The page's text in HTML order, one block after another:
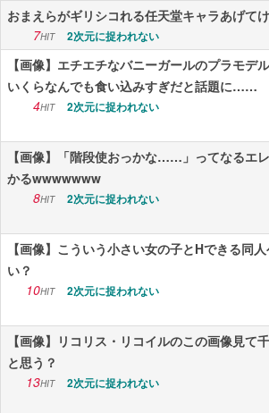
おまえらがギリシコれる任天堂キャラあげてけ
7HIT 2次元に捉われない
【画像】エチエチなバニーガールのプラモデ
いくらなんでも食い込みすぎだと話題に……
4HIT 2次元に捉われない
【画像】「階段使おっかな……」ってなるエ
かるwwwwwww
8HIT 2次元に捉われない
【画像】こういう小さい女の子とHできる同
い？
10HIT 2次元に捉われない
【画像】リコリス・リコイルのこの画像見て
と思う？
13HIT 2次元に捉われない